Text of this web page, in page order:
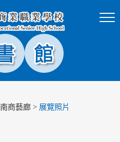
南商藝廊 > 展覽照片